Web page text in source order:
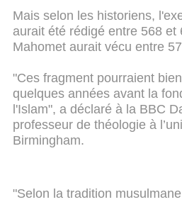
Mais selon les historiens,
aurait été rédigé entre 568 et
Mahomet aurait vécu entre
"Ces fragment pourraient
quelques années avant la
l'Islam", a déclaré à la BBC
professeur de théologie à
Birmingham.
"Selon la tradition